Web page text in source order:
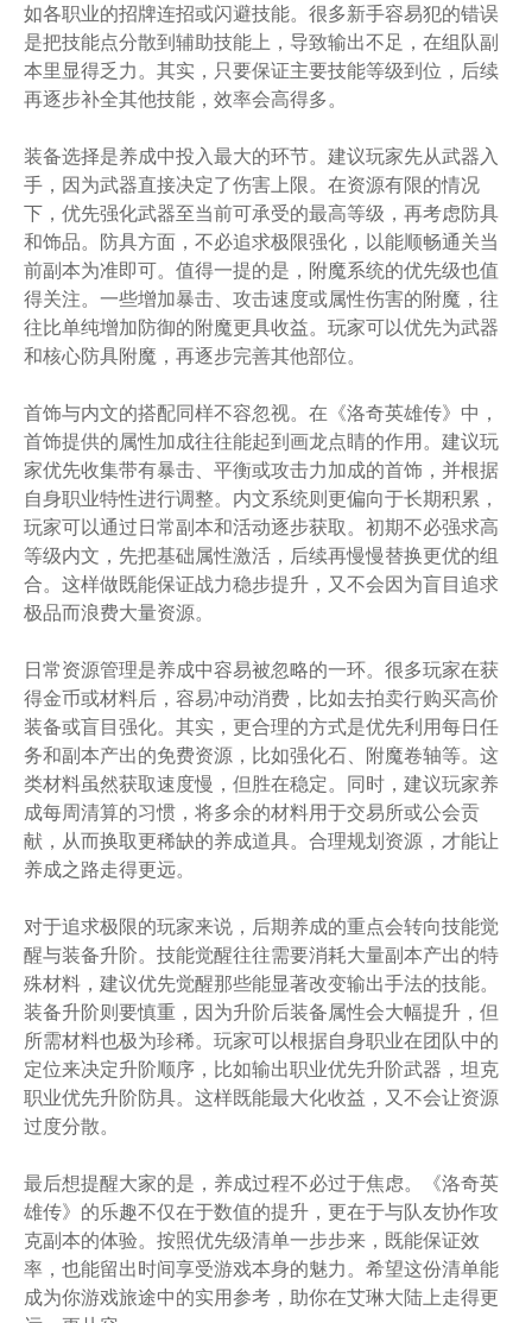
如各职业的招牌连招或闪避技能。很多新手容易犯的错误
是把技能点分散到辅助技能上，导致输出不足，在组队副
本里显得乏力。其实，只要保证主要技能等级到位，后续
再逐步补全其他技能，效率会高得多。
装备选择是养成中投入最大的环节。建议玩家先从武器入
手，因为武器直接决定了伤害上限。在资源有限的情况
下，优先强化武器至当前可承受的最高等级，再考虑防具
和饰品。防具方面，不必追求极限强化，以能顺畅通关当
前副本为准即可。值得一提的是，附魔系统的优先级也值
得关注。一些增加暴击、攻击速度或属性伤害的附魔，往
往比单纯增加防御的附魔更具收益。玩家可以优先为武器
和核心防具附魔，再逐步完善其他部位。
首饰与内文的搭配同样不容忽视。在《洛奇英雄传》中，
首饰提供的属性加成往往能起到画龙点睛的作用。建议玩
家优先收集带有暴击、平衡或攻击力加成的首饰，并根据
自身职业特性进行调整。内文系统则更偏向于长期积累，
玩家可以通过日常副本和活动逐步获取。初期不必强求高
等级内文，先把基础属性激活，后续再慢慢替换更优的组
合。这样做既能保证战力稳步提升，又不会因为盲目追求
极品而浪费大量资源。
日常资源管理是养成中容易被忽略的一环。很多玩家在获
得金币或材料后，容易冲动消费，比如去拍卖行购买高价
装备或盲目强化。其实，更合理的方式是优先利用每日任
务和副本产出的免费资源，比如强化石、附魔卷轴等。这
类材料虽然获取速度慢，但胜在稳定。同时，建议玩家养
成每周清算的习惯，将多余的材料用于交易所或公会贡
献，从而换取更稀缺的养成道具。合理规划资源，才能让
养成之路走得更远。
对于追求极限的玩家来说，后期养成的重点会转向技能觉
醒与装备升阶。技能觉醒往往需要消耗大量副本产出的特
殊材料，建议优先觉醒那些能显著改变输出手法的技能。
装备升阶则要慎重，因为升阶后装备属性会大幅提升，但
所需材料也极为珍稀。玩家可以根据自身职业在团队中的
定位来决定升阶顺序，比如输出职业优先升阶武器，坦克
职业优先升阶防具。这样既能最大化收益，又不会让资源
过度分散。
最后想提醒大家的是，养成过程不必过于焦虑。《洛奇英
雄传》的乐趣不仅在于数值的提升，更在于与队友协作攻
克副本的体验。按照优先级清单一步步来，既能保证效
率，也能留出时间享受游戏本身的魅力。希望这份清单能
成为你游戏旅途中的实用参考，助你在艾琳大陆上走得更